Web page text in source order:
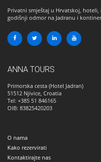
Privatni smještaj u Hrvatskoj,
godišnji odmor na Jadranu i
ANNA TOURS
Primorska cesta (Hotel Jadran)
51512 Njivice, Croatia
Tel: +385 51 846165
OIB: 83825420203
O nama
Kako rezervirati
Kontaktirajte nas